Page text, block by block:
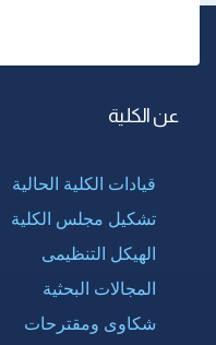
عن الكلية
قيادات الكلية الحالية
تشكيل مجلس الكلية
الهيكل التنظيمى
المجالات البحثية
شكاوى ومقترحات